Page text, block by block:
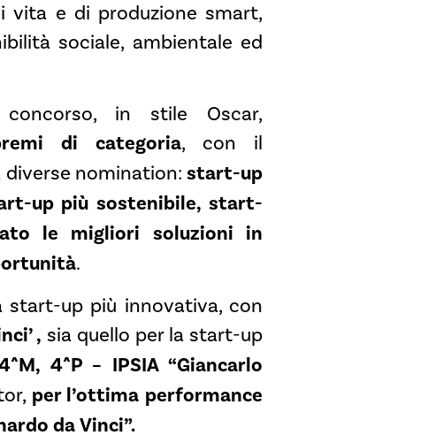
vita e di produzione smart,
sociale, ambientale ed
in stile Oscar,
di categoria, con il
nomination: start-up
up più sostenibile, start-
le migliori soluzioni in
.
up più innovativa, con
, sia quello per la start-up
4^P – IPSIA “Giancarlo
per l’ottima performance
da Vinci”.